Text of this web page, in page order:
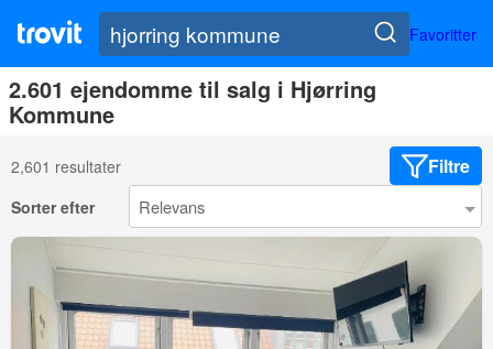
Favoritter
2.601 ejendomme til salg i Hjørring
Kommune
2,601 resultater Filtre
Sorter efter